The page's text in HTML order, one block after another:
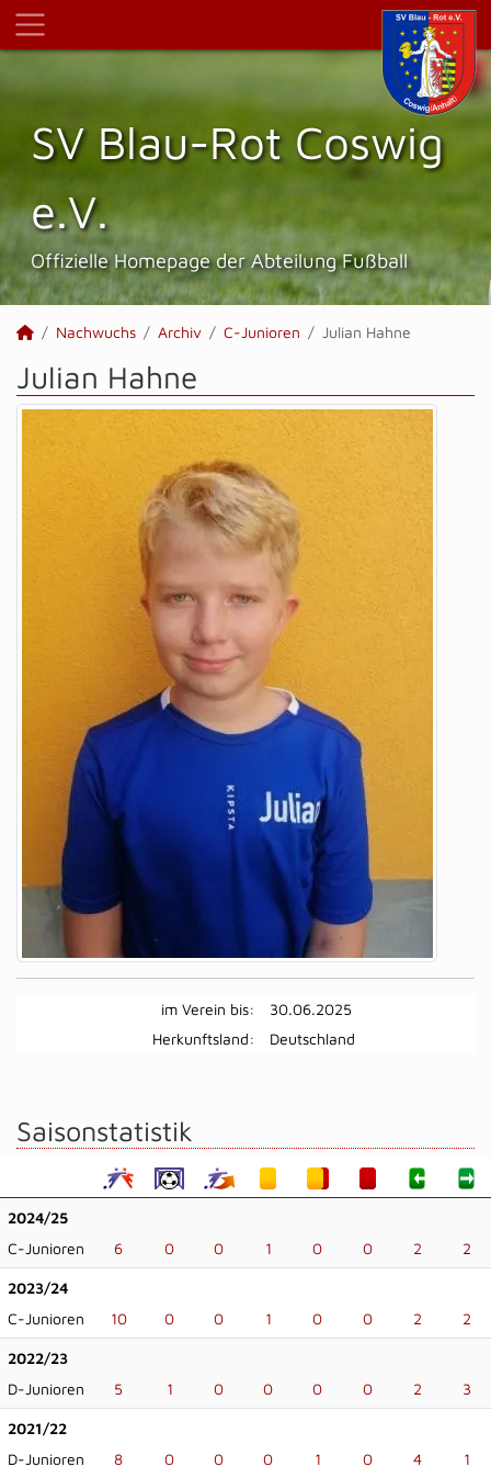
SV Blau-Rot Coswig
e.V.
Offizielle Homepage der Abteilung Fußball
Nachwuchs Archiv C-Junioren Julian Hahne
Julian Hahne
im Verein bis:
30.06.2025
Herkunftsland:
Deutschland
Saisonstatistik
2024/25
C-Junioren
6 0 0 1 0 0 2 2
2023/24
C-Junioren
10 0 0 1 0 0 2 2
2022/23
D-Junioren
5 1 0 0 0 0 2 3
2021/22
D-Junioren
8 0 0 0 1 0 4 1